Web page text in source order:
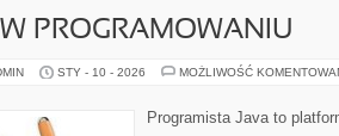
W PROGRAMOWANIU
STY - 10 - 2026 MOŻLIWOŚĆ
Programista Java to